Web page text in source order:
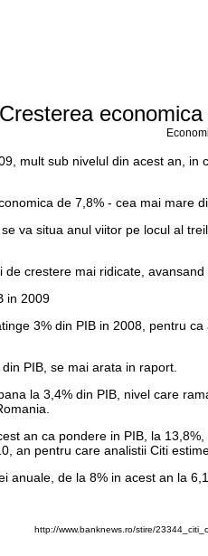
mult sub nivelul din acest an,
de 7,8% - cea mai
va situa anul viitor pe locul al
crestere mai ridicate, avansand
in 2009
3% din PIB in 2008, pentru
PIB, se mai arata in raport.
la 3,4% din PIB, nivel care
an ca pondere in PIB, la
an pentru care analistii Citi
de la 8% in acest an la
http://www.banknews.ro/stire/